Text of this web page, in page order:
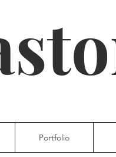
Portfolio